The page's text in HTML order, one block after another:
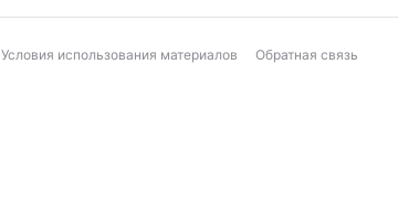
Условия использования материалов Обратная связь